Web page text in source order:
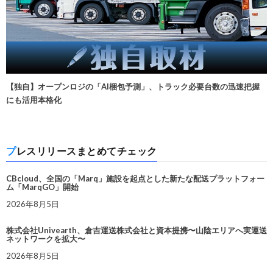
【独自】オープンロジの「AI梱包予測」、トラック必要台数の迅速把握
にも活用本格化
プレスリリースまとめてチェック
CBcloud、全国の「Marq」施設を起点とした新たな配送プラットフォー
ム「MarqGO」開始
2026年8月5日
株式会社Univearth、倉吉運送株式会社と資本提携〜山陰エリアへ実運送
ネットワークを拡大〜
2026年8月5日